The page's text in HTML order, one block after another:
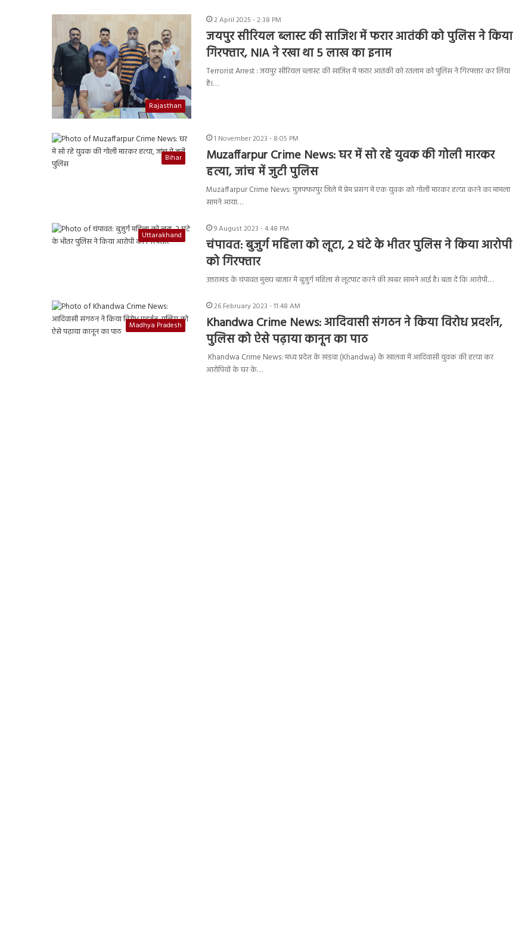
Rajasthan
2 April 2025 - 2:38 PM
जयपुर सीरियल ब्लास्ट की साजिश में फरार आतंकी को पुलिस ने किया
गिरफ्तार, NIA ने रखा था 5 लाख का इनाम
Terrorist Arrest : जयपुर सीरियल ब्लास्ट की साजिश में फरार आतंकी को रतलाम को पुलिस ने गिरफ्तार कर लिया
है।…
Bihar
1 November 2023 - 8:05 PM
Muzaffarpur Crime News: घर में सो रहे युवक की गोली मारकर
हत्या, जांच में जुटी पुलिस
Muzaffarpur Crime News: मुजफ्फरपुर जिले में प्रेम प्रसंग में एक युवक को गोली मारकर हत्या करने का मामला
सामने आया…
Uttarakhand
9 August 2023 - 4:48 PM
चंपावत: बुजुर्ग महिला को लूटा, 2 घंटे के भीतर पुलिस ने किया आरोपी
को गिरफ्तार
उत्तराखंड के चंपावत मुख्य बाजार में बुजुर्ग महिला से लूटपाट करने की ख़बर सामने आई है। बता दें कि आरोपी…
Madhya Pradesh
26 February 2023 - 11:48 AM
Khandwa Crime News: आदिवासी संगठन ने किया विरोध प्रदर्शन,
पुलिस को ऐसे पढ़ाया कानून का पाठ
Khandwa Crime News: मध्य प्रदेश के खंडवा (Khandwa) के खालवा में आदिवासी युवक की हत्या कर
आरोपियों के घर के…